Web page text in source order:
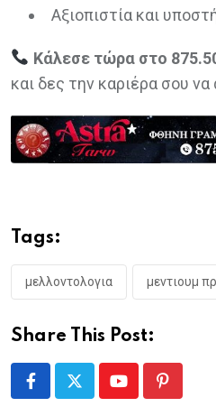
Αξιοπιστία και
Κάλεσε τώρα στο
και δες την καριέρα σου
Tags:
μελλοντολογια μεντιουμ
Share This Post:
Youtube